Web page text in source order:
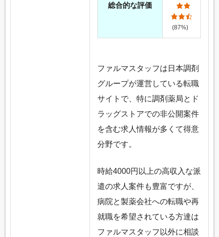
総合的な評価
(87%)
ファルマスタッフは日本調剤
グループが運営している転職
サイトで、特に調剤薬局とド
ラッグストアでの非公開案件
を含む求人情報が多くて得意
分野です。
時給4000円以上の高収入な派
遣の求人案件も豊富ですが、
病院と製薬会社への転職や再
就職を希望されている方達は
ファルマスタッフ以外に相談